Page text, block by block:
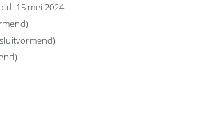
15 mei 2024